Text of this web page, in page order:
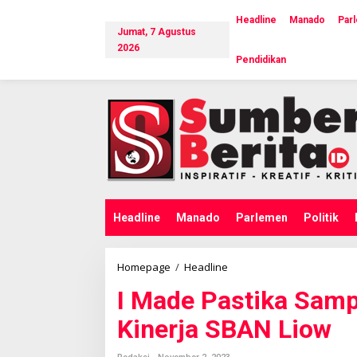
i
Jumat, 7 Agustus
2026
Headline Manado
Pendidikan
Headline Manado Parlemen Politik
Homepage / Headline
a
d
e
P
a
I Made Pastika
Kinerja SBAN Liow